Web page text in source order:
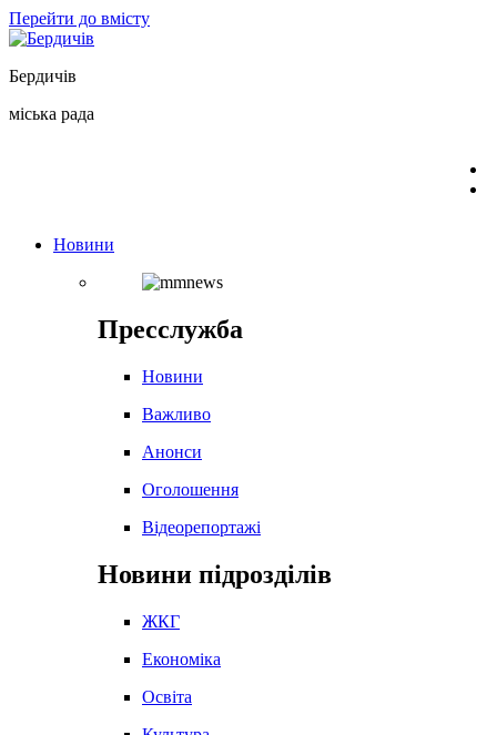
Перейти до вмісту
Бердичів
міська рада
Новини
Пресслужба
Новини
Важливо
Анонси
Оголошення
Відеорепортажі
Новини підрозділів
ЖКГ
Економіка
Освіта